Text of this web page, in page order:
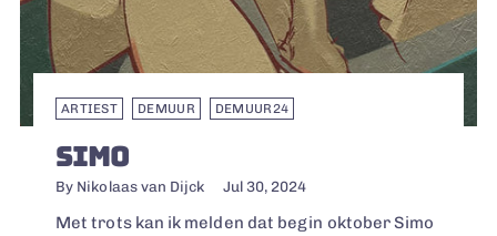
ARTIEST DEMUUR DEMUUR24
SIMO
By Nikolaas van Dijck Jul 30, 2024
Met trots kan ik melden dat begin oktober Simo